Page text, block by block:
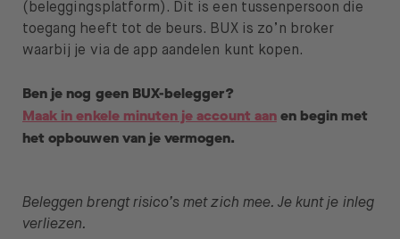
(beleggingsplatform). Dit is een tussenpersoon die
toegang heeft tot de beurs. BUX is zo’n broker
waarbij je via de app aandelen kunt kopen.
Ben je nog geen BUX-belegger?
Maak in enkele minuten je account aanen begin met
het opbouwen van je vermogen.
Beleggen brengt risico’s met zich mee. Je kunt je inleg
verliezen.